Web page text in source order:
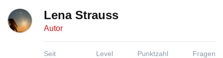
Lena Strauss
Autor
Seit Level Punktzahl Fragen